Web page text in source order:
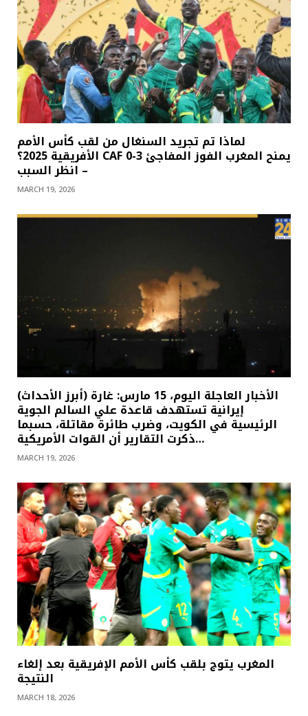
لماذا تم تجريد السنغال من لقب كأس الأمم
الأفريقية 2025؟ CAF يمنح المغرب الفوز المفاجئ 3-0
– انظر السبب
MARCH 19, 2026
(أبرز الأحداث) الأخبار العاجلة اليوم، 15 مارس: غارة
إيرانية تستهدف قاعدة علي السالم الجوية
الرئيسية في الكويت، وضرب طائرة مقاتلة، حسبما
ذكرت التقارير أن القوات الأمريكية…
MARCH 19, 2026
المغرب يتوج بلقب كأس الأمم الإفريقية بعد إلغاء
النتيجة
MARCH 18, 2026